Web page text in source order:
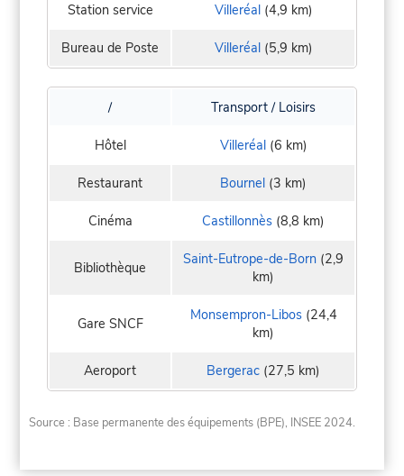
Station service Villeréal(4,9 km)
Bureau de Poste Villeréal(5,9 km)
/ Transport / Loisirs
Hôtel Villeréal(6 km)
Restaurant Bournel (3 km)
Cinéma Castillonnès (8,8 km)
Bibliothèque Saint-Eutrope-de-Born (2,9
km)
Gare SNCF Monsempron-Libos(24,4
km)
Aeroport Bergerac (27,5 km)
Source : Base permanente des équipements (BPE), INSEE 2024.